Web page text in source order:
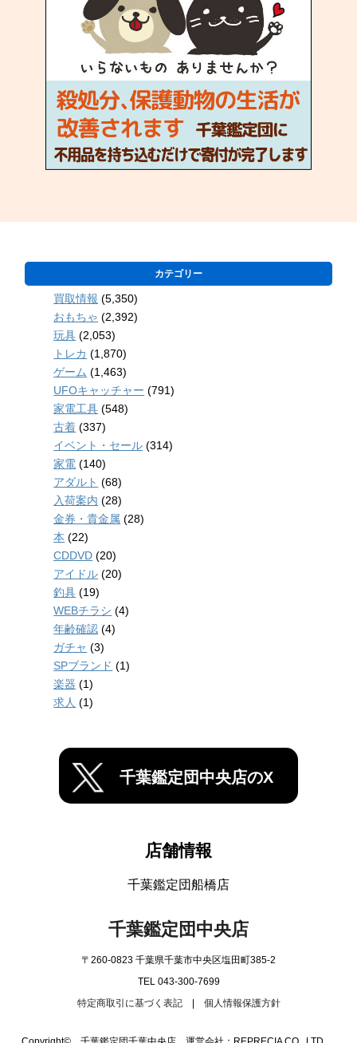
カテゴリー
買取情報 (5,350)
おもちゃ (2,392)
玩具 (2,053)
トレカ (1,870)
ゲーム (1,463)
UFOキャッチャー (791)
家電工具 (548)
古着 (337)
イベント・セール (314)
家電 (140)
アダルト (68)
入荷案内 (28)
金券・貴金属 (28)
本 (22)
CDDVD (20)
アイドル (20)
釣具 (19)
WEBチラシ (4)
年齢確認 (4)
ガチャ (3)
SPブランド (1)
楽器 (1)
求人 (1)
千葉鑑定団中央店のX
店舗情報
千葉鑑定団船橋店
千葉鑑定団中央店
〒260-0823 千葉県千葉市中央区塩田町385-2
TEL 043-300-7699
特定商取引に基づく表記| 個人情報保護方針